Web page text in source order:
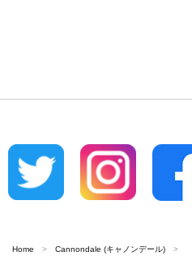
Home
Cannondale (キャノンデール)